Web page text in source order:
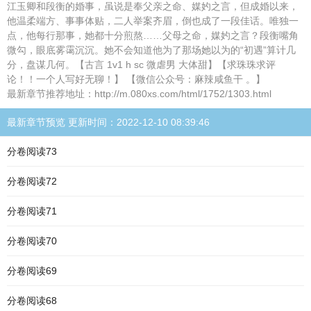
江玉卿和段衡的婚事，虽说是奉父亲之命、媒妁之言，但成婚以来，
他温柔端方、事事体贴，二人举案齐眉，倒也成了一段佳话。唯独一
点，他每行那事，她都十分煎熬……父母之命，媒妁之言？段衡嘴角
微勾，眼底雾霭沉沉。她不会知道他为了那场她以为的“初遇”算计几
分，盘谋几何。【古言 1v1 h sc 微虐男 大体甜】【求珠珠求评
论！！一个人写好无聊！】 【微信公众号：麻辣咸鱼干 。】
最新章节推荐地址：http://m.080xs.com/html/1752/1303.html
最新章节预览 更新时间：2022-12-10 08:39:46
分卷阅读73
分卷阅读72
分卷阅读71
分卷阅读70
分卷阅读69
分卷阅读68